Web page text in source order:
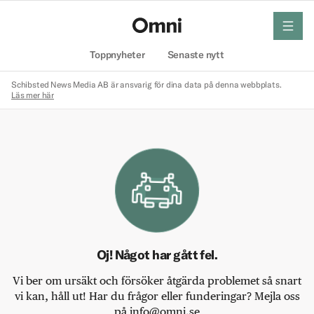
Toppnyheter Senaste nytt
meny
Schibsted News Media AB är ansvarig för dina data på denna webbplats.
Läs mer här
Oj! Något har gått fel.
Vi ber om ursäkt och försöker åtgärda problemet så snart
vi kan, håll ut! Har du frågor eller funderingar? Mejla oss